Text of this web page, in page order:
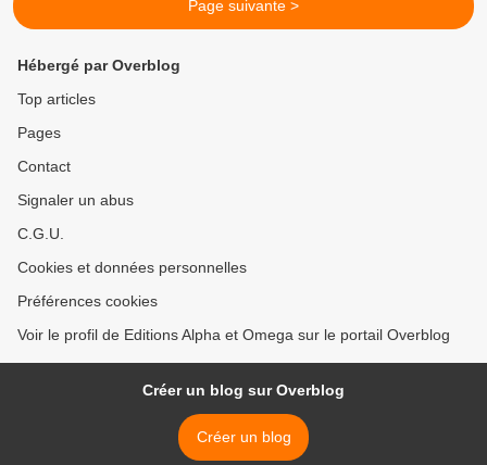
Page suivante >
Hébergé par Overblog
Top articles
Pages
Contact
Signaler un abus
C.G.U.
Cookies et données personnelles
Préférences cookies
Voir le profil de Editions Alpha et Omega sur le portail Overblog
Créer un blog sur Overblog
Créer un blog